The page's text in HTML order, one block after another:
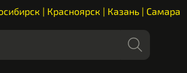
| Красноярск | Казань | Самара